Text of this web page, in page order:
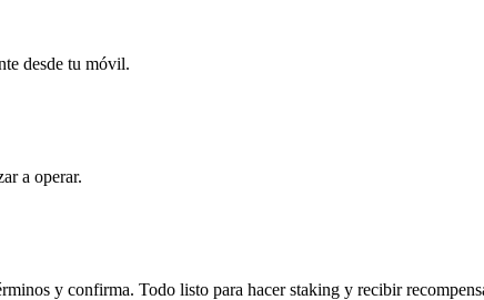
desde tu móvil.
a operar.
y confirma. Todo listo para hacer staking y recibir